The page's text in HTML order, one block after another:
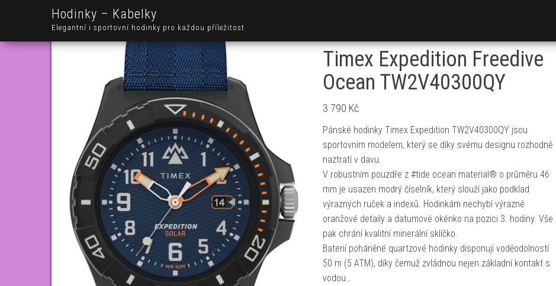
Hodinky – Kabelky
Elegantní i sportovní hodinky pro každou příležitost
Timex Expedition Freedive
Ocean TW2V40300QY
3 790 Kč
Pánské hodinky Timex Expedition TW2V40300QY jsou
sportovním modelem, který se díky svému designu rozhodně
naztratí v davu.
V robustním pouzdře z #tide ocean material® o průměru 46
mm je usazen modrý číselník, který slouží jako podklad
výrazných ruček a indexů. Hodinkám nechybí výrazné
oranžové detaily a datumové okénko na pozici 3. hodiny. Vše
pak chrání kvalitní minerální sklíčko.
Baterií poháněné quartzové hodinky disponují voděodolností
50 m (5 ATM), díky čemuž zvládnou nejen základní kontakt s
vodou…